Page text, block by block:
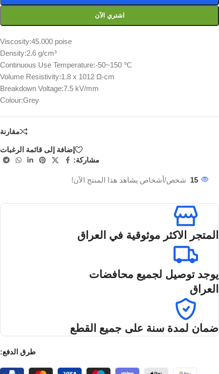
اشتري الآن
Viscosity:45.000 poise
Density:2.6 g/cm³
Continuous Use Temperature:-50~150 ℃
Volume Resistivity:1.8 x 1012 Ω-cm
Breakdown Voltage:7.5 kV/mm
Colour:Grey
مقارنة
إضافة إلى قائمة الرغبات
مشاركة:
15 شخص/أشخاص يشاهد هذا المنتج الآن!
المتجر الاكثر موثوقية في العراق
يوجد توصيل لجميع محافضات
العراق
ضمان لمدة سنة على جميع القطع
طرق الدفع: